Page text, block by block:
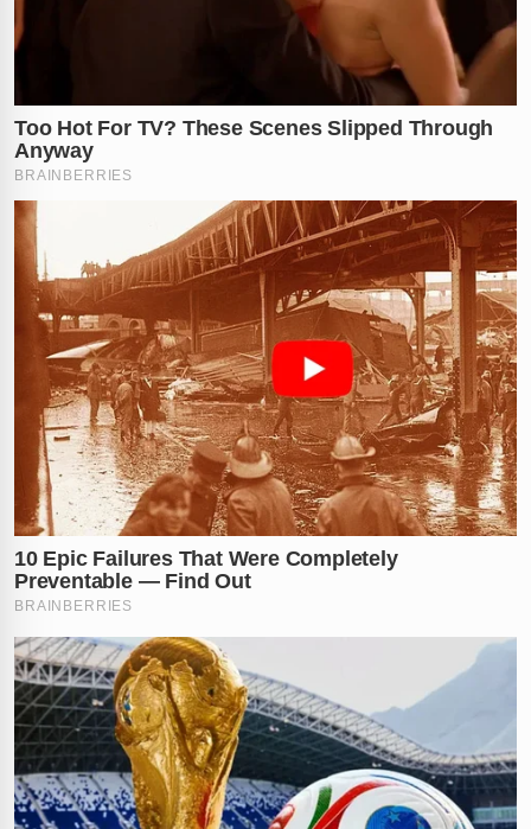
local, o suspeito já tinha desaparecido. Até o momento,
ele não foi identificado, e a polícia corre contra o
tempo para encontrar o meliante antes que ele apronte
outra.
O caso ganhou enorme visibilidade nas redes sociais e
dividiu opiniões. Enquanto alguns internautas
ironizaram a falta de vergonha do cliente, outros
ficaram revoltados com a ameaça à funcionária.
“Isso é crime e ponto final”, disparou um usuário. A
investigação segue em andamento, e o motel já
disponibilizou as imagens das câmeras para auxiliar os
trabalhos. A esperança é que a cara do suspeito seja
reconhecida e ele acabe atrás das grades.
O que você acha disso? Conta nos comentários! Marca
quem precisa saber dessa história!